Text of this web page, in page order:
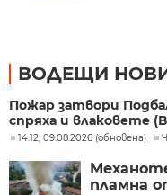
ВОДЕЩИ
Пожар затвори
спряха и влаковете
14:12, 09.08.2026 (обновена)
пламна